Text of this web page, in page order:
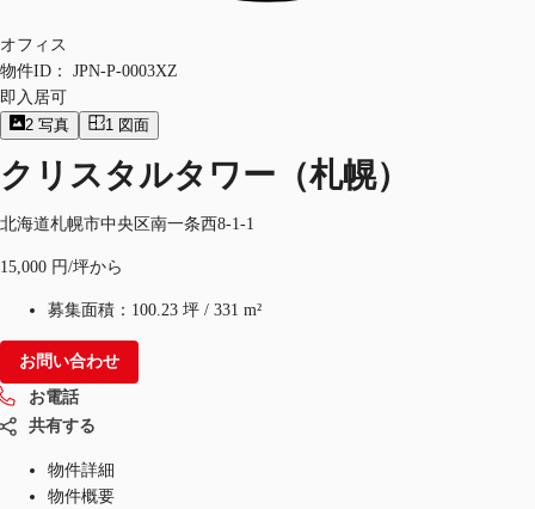
オフィス
物件ID：
JPN-P-0003XZ
即入居可
2 写真 1 図面
クリスタルタワー（札幌）
北海道札幌市中央区南一条西8-1-1
15,000 円/坪から
募集面積： 100.23 坪 / 331 m²
お問い合わせ
お電話
共有する
物件詳細
物件概要